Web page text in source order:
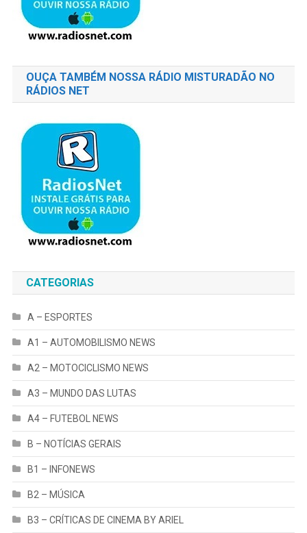
OUÇA TAMBÉM NOSSA RÁDIO MISTURADÃO NO
RÁDIOS NET
CATEGORIAS
A – ESPORTES
A1 – AUTOMOBILISMO NEWS
A2 – MOTOCICLISMO NEWS
A3 – MUNDO DAS LUTAS
A4 – FUTEBOL NEWS
B – NOTÍCIAS GERAIS
B1 – INFONEWS
B2 – MÚSICA
B3 – CRÍTICAS DE CINEMA BY ARIEL